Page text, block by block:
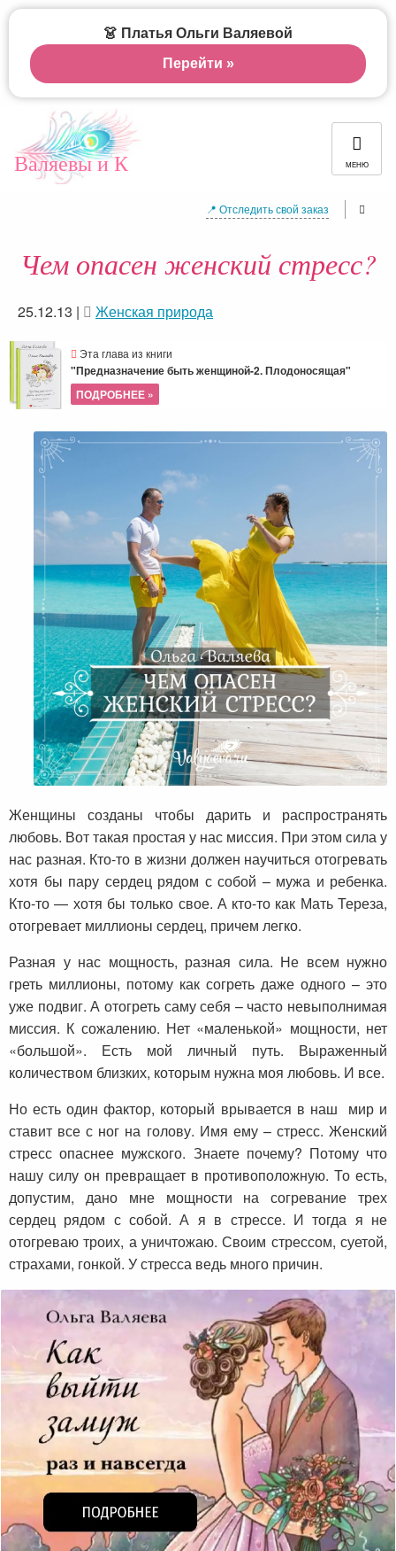
Валяевы и К МЕНЮ
📍 Отследить свой заказ
Чем опасен женский стресс?
25.12.13 | Женская природа
Эта глава из книги
"Предназначение быть женщиной-2. Плодоносящая"
ПОДРОБНЕЕ »
Женщины созданы чтобы дарить и распространять
любовь. Вот такая простая у нас миссия. При этом сила у
нас разная. Кто-то в жизни должен научиться отогревать
хотя бы пару сердец рядом с собой – мужа и ребенка.
Кто-то — хотя бы только свое. А кто-то как Мать Тереза,
отогревает миллионы сердец, причем легко.
Разная у нас мощность, разная сила. Не всем нужно
греть миллионы, потому как согреть даже одного – это
уже подвиг. А отогреть саму себя – часто невыполнимая
миссия. К сожалению. Нет «маленькой» мощности, нет
«большой». Есть мой личный путь. Выраженный
количеством близких, которым нужна моя любовь. И все.
Но есть один фактор, который врывается в наш мир и
ставит все с ног на голову. Имя ему – стресс. Женский
стресс опаснее мужского. Знаете почему? Потому что
нашу силу он превращает в противоположную. То есть,
допустим, дано мне мощности на согревание трех
сердец рядом с собой. А я в стрессе. И тогда я не
отогреваю троих, а уничтожаю. Своим стрессом, суетой,
страхами, гонкой. У стресса ведь много причин.
👗 Платья Ольги Валяевой
Перейти »